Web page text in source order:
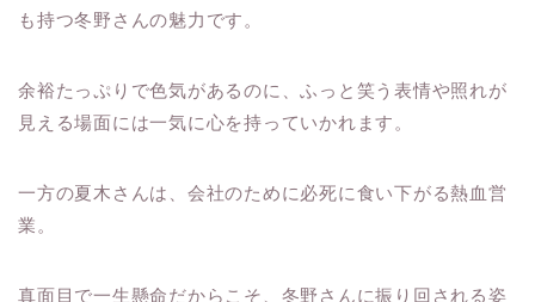
も持つ冬野さんの魅力です。
余裕たっぷりで色気があるのに、ふっと笑う表情や照れが
見える場面には一気に心を持っていかれます。
一方の夏木さんは、会社のために必死に食い下がる熱血営
業。
真面目で一生懸命だからこそ、冬野さんに振り回される姿